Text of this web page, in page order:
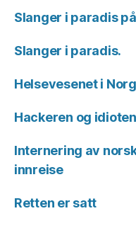
Slanger i paradis
Slanger i paradis.
Helsevesenet i
Hackeren og
Internering av
innreise
Retten er satt